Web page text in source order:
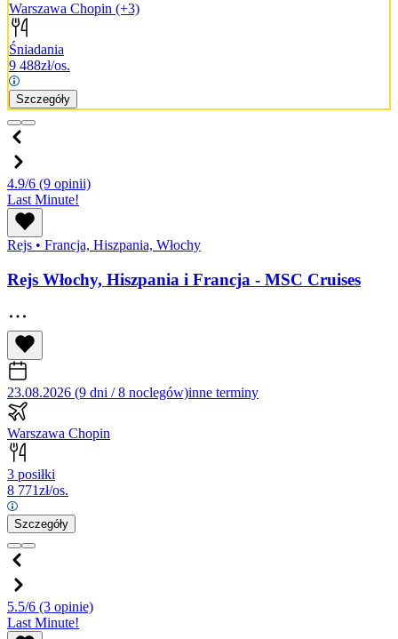
Warszawa Chopin (+3)
Śniadania
9 488zł/os.
Szczegóły
4.9/6 (9 opinii)
Last Minute!
Rejs • Francja, Hiszpania, Włochy
Rejs Włochy, Hiszpania i Francja - MSC Cruises
23.08.2026 (9 dni / 8 noclegów)inne terminy
Warszawa Chopin
3 posiłki
8 771zł/os.
Szczegóły
5.5/6 (3 opinie)
Last Minute!